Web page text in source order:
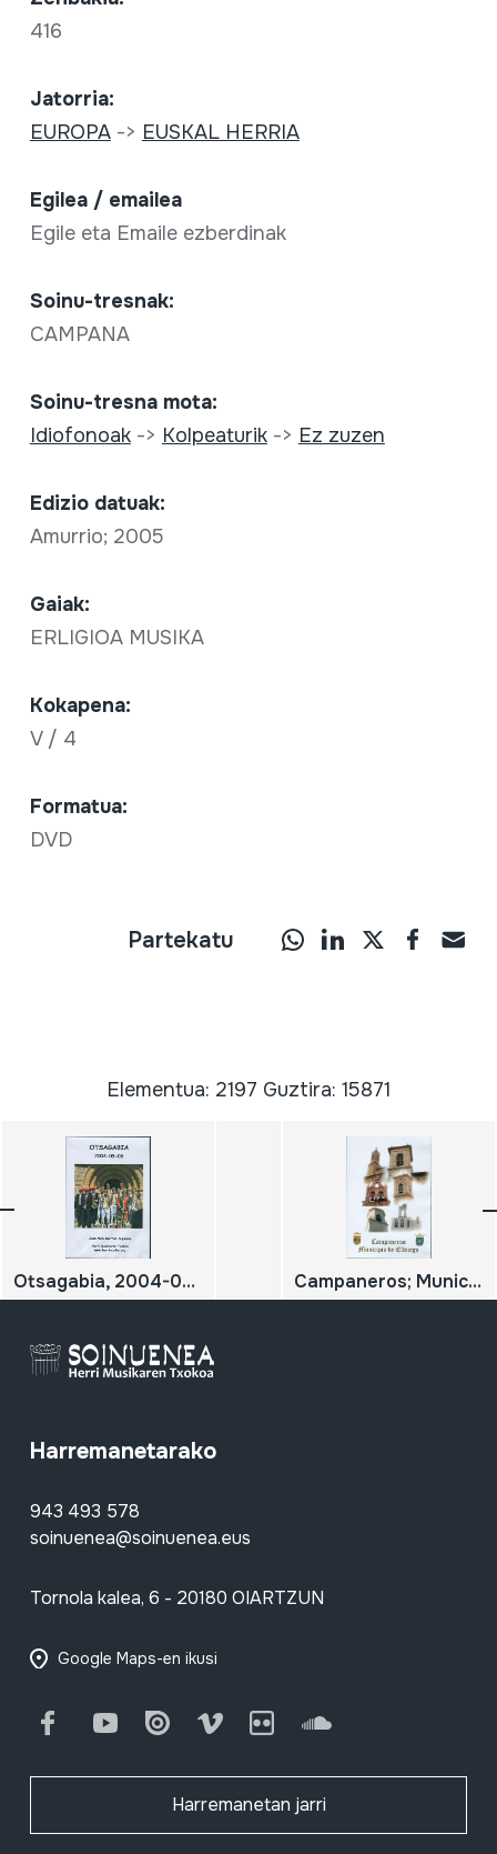
416
Jatorria:
EUROPA-> EUSKAL HERRIA
Egilea / emailea
Egile eta Emaile ezberdinak
Soinu-tresnak:
CAMPANA
Soinu-tresna mota:
Idiofonoak-> Kolpeaturik-> Ez zuzen
Edizio datuak:
Amurrio; 2005
Gaiak:
ERLIGIOA MUSIKA
Kokapena:
V / 4
Formatua:
DVD
Partekatu
Elementua: 2197 Guztira: 15871
Otsagabia, 2004-09-08 Campaneros; Municipio de Elburgo
Harremanetarako
943 493 578
soinuenea@soinuenea.eus
Tornola kalea, 6 - 20180 OIARTZUN
Google Maps-en ikusi
FacebookYoutube Issuu Vimeo Flickr SoundCloud
Harremanetan jarri